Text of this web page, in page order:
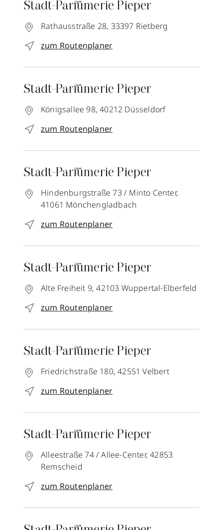
Stadt-Parfümerie Pieper
Rathausstraße 28, 33397 Rietberg
zum Routenplaner
Stadt-Parfümerie Pieper
Königsallee 98, 40212 Düsseldorf
zum Routenplaner
Stadt-Parfümerie Pieper
Hindenburgstraße 73 / Minto Center,
41061 Mönchengladbach
zum Routenplaner
Stadt-Parfümerie Pieper
Alte Freiheit 9, 42103 Wuppertal-Elberfeld
zum Routenplaner
Stadt-Parfümerie Pieper
Friedrichstraße 180, 42551 Velbert
zum Routenplaner
Stadt-Parfümerie Pieper
Alleestraße 74 / Allee-Center, 42853
Remscheid
zum Routenplaner